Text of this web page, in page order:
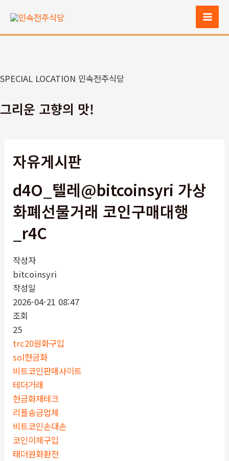
츠
너
기
Main
SPECIAL LOCATION 민속전주식당
그리운 고향의 맛!
자유게시판
d4O_텔레@bitcoinsyri 가상
화폐선물거래 코인구매대행
_r4C
작성자
bitcoinsyri
작성일
2026-04-21 08:47
조회
25
trc20원화구입
sol현금화
비트코인판매사이트
테더거래
현금화재테크
리플송금업체
비트코인손대손
코인이체구입
태더원화환전